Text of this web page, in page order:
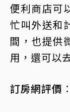
便利商店可
忙叫外送和
間，也提供
用，還可以
訂房網評價︰